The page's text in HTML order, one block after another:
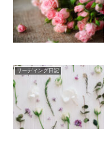
リーディング日記